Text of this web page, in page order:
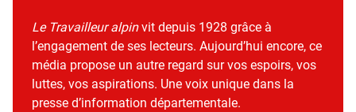
Le Travailleur alpinvit depuis 1928 grâce à
l’engagement de ses lecteurs. Aujourd’hui encore, ce
média propose un autre regard sur vos espoirs, vos
luttes, vos aspirations. Une voix unique dans la
presse d’information départementale.